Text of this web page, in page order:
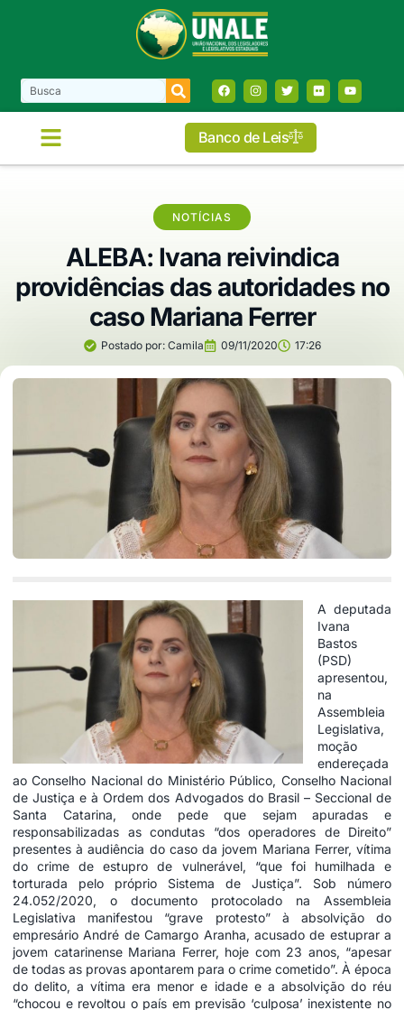
Banco de Leis
NOTÍCIAS
ALEBA: Ivana reivindica
providências das autoridades no
caso Mariana Ferrer
Postado por:Camila 09/11/2020 17:26
A deputada
Ivana
Bastos
(PSD)
apresentou,
na
Assembleia
Legislativa,
moção
endereçada
ao Conselho Nacional do Ministério Público, Conselho Nacional
de Justiça e à Ordem dos Advogados do Brasil – Seccional de
Santa Catarina, onde pede que sejam apuradas e
responsabilizadas as condutas “dos operadores de Direito”
presentes à audiência do caso da jovem Mariana Ferrer, vítima
do crime de estupro de vulnerável, “que foi humilhada e
torturada pelo próprio Sistema de Justiça”. Sob número
24.052/2020, o documento protocolado na Assembleia
Legislativa manifestou “grave protesto” à absolvição do
empresário André de Camargo Aranha, acusado de estuprar a
jovem catarinense Mariana Ferrer, hoje com 23 anos, “apesar
de todas as provas apontarem para o crime cometido”. À época
do delito, a vítima era menor e idade e a absolvição do réu
“chocou e revoltou o país em previsão ‘culposa’ inexistente no